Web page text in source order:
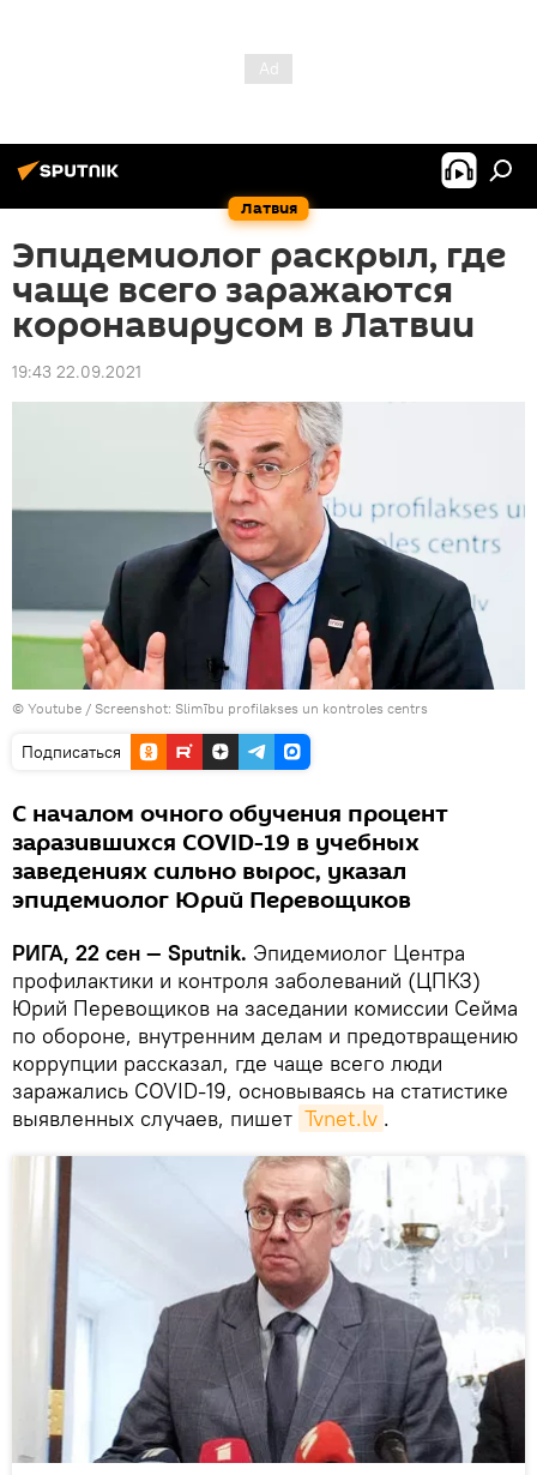
Латвия
Эпидемиолог раскрыл, где
чаще всего заражаются
коронавирусом в Латвии
19:43 22.09.2021
© Youtube / Screenshot: Slimību profilakses un kontroles centrs
Подписаться
С началом очного обучения процент
заразившихся COVID-19 в учебных
заведениях сильно вырос, указал
эпидемиолог Юрий Перевощиков
РИГА, 22 сен — Sputnik. Эпидемиолог Центра
профилактики и контроля заболеваний (ЦПКЗ)
Юрий Перевощиков на заседании комиссии Сейма
по обороне, внутренним делам и предотвращению
коррупции рассказал, где чаще всего люди
заражались COVID-19, основываясь на статистике
выявленных случаев, пишет Tvnet.lv .